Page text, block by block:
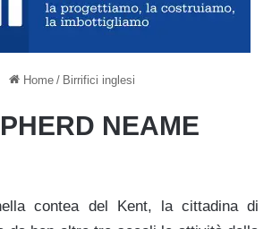
Home / Birrifici inglesi
NEAME
contea del Kent, la cittadina di